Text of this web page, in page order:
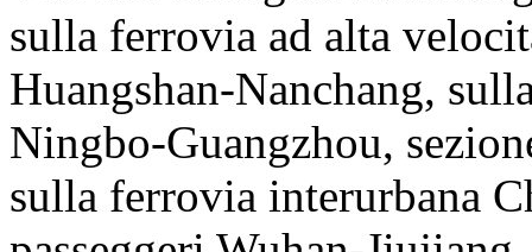
sulla ferrovia ad alta
Huangshan-Nanchang,
Ningbo-Guangzhou,
sulla ferrovia interurbana